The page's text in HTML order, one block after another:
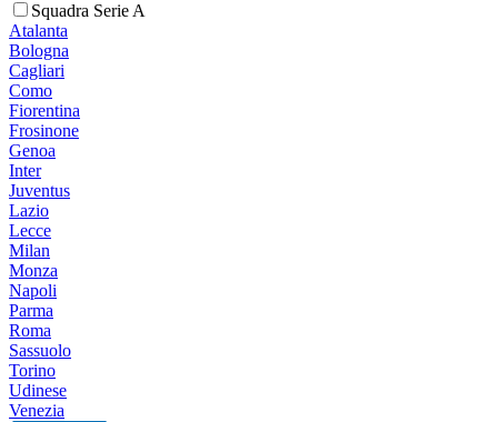
Squadra Serie A
Atalanta
Bologna
Cagliari
Como
Fiorentina
Frosinone
Genoa
Inter
Juventus
Lazio
Lecce
Milan
Monza
Napoli
Parma
Roma
Sassuolo
Torino
Udinese
Venezia